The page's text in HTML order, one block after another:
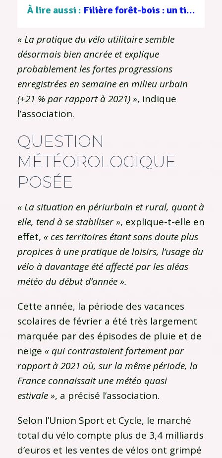
À lire aussi : Filière forêt-bois : un tissu d’entreprises au service d’une gestion durable
« La pratique du vélo utilitaire semble
désormais bien ancrée et explique
probablement les fortes progressions
enregistrées en semaine en milieu urbain
(+21 % par rapport à 2021) », indique
l’association.
QUESTION
MÉTÉOROLOGIQUE
POSÉE
« La situation en périurbain et rural, quant à
elle, tend à se stabiliser », explique-t-elle en
effet, « ces territoires étant sans doute plus
propices à une pratique de loisirs, l’usage du
vélo à davantage été affecté par les aléas
météo du début d’année ».
Cette année, la période des vacances
scolaires de février a été très largement
marquée par des épisodes de pluie et de
neige « qui contrastaient fortement par
rapport à 2021 où, sur la même période, la
France connaissait une météo quasi
estivale », a précisé l’association.
Selon l’Union Sport et Cycle, le marché
total du vélo compte plus de 3,4 milliards
d’euros et les ventes de vélos ont grimpé